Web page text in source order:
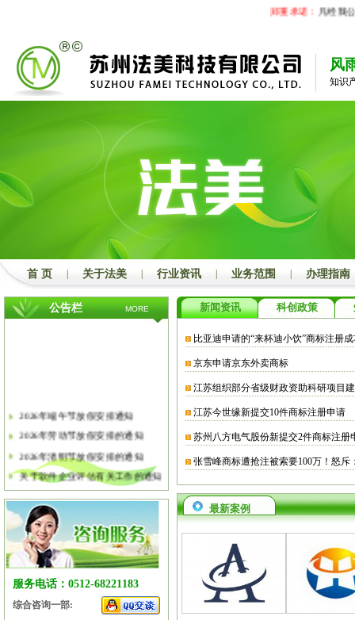
郑重承诺： 凡经我公
风
知识
首 页 关于法美 行业资讯 业务范围 办理指南
公告栏 MORE
2026年端午节放假安排通知
2026年劳动节放假安排的通知
2026年清明节放假安排的通知
关于软件企业评估有关工作的通知
2026年春节放假安排的通知
2026年元旦放假安排的通知
2025年国庆节、中秋节放假安排
2025年端午节放假安排的通知
2025年劳动节放假安排的通知
2025年清明节放假安排的通知
服务电话：0512-68221183
综合咨询一部:
新闻资讯 科创政策
比亚迪申请的“来杯迪小饮”商标注册
京东申请京东外卖商标
江苏组织部分省级财政资助科研项目
江苏今世缘新提交10件商标注册申请
苏州八方电气股份新提交2件商标注册
张雪峰商标遭抢注被索要100万！怒斥
最新案例